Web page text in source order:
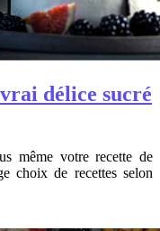
délice sucré
même votre recette de
choix de recettes selon